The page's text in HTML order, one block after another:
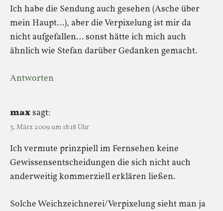
Ich habe die Sendung auch gesehen (Asche über
mein Haupt…), aber die Verpixelung ist mir da
nicht aufgefallen… sonst hätte ich mich auch
ähnlich wie Stefan darüber Gedanken gemacht.
Antworten
maxsagt:
3. März 2009 um 18:18 Uhr
Ich vermute prinzpiell im Fernsehen keine
Gewissensentscheidungen die sich nicht auch
anderweitig kommerziell erklären ließen.
Solche Weichzeichnerei/Verpixelung sieht man ja